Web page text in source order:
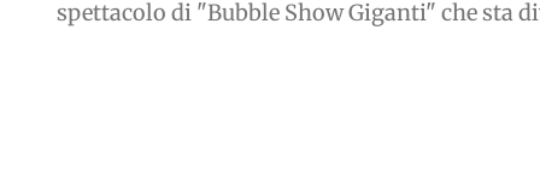
spettacolo di "Bubble Show Giganti" che sta